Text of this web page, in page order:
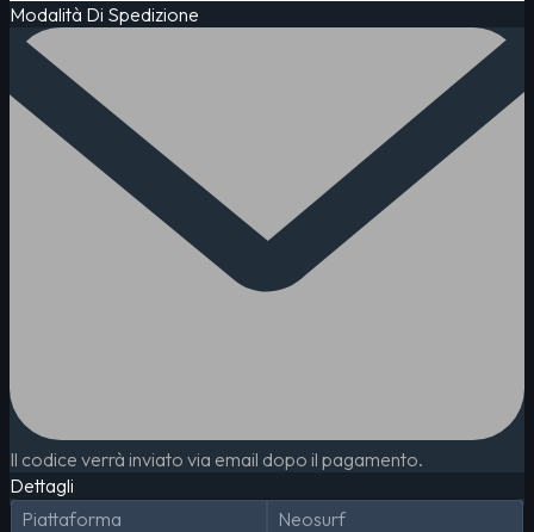
Modalità Di Spedizione
Il codice verrà inviato via email dopo il pagamento.
Dettagli
Piattaforma
Neosurf